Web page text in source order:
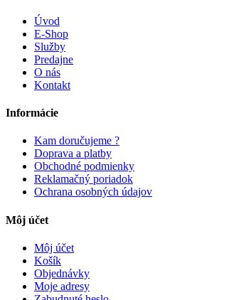
Úvod
E-Shop
Služby
Predajne
O nás
Kontakt
Informácie
Kam doručujeme ?
Doprava a platby
Obchodné podmienky
Reklamačný poriadok
Ochrana osobných údajov
Môj účet
Môj účet
Košík
Objednávky
Moje adresy